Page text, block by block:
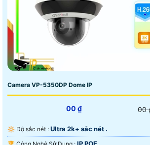
Camera VP-5350DP Dome IP
00 ₫ 00
🔆 Độ sắc nét : Ultra 2k+ sắc nét .